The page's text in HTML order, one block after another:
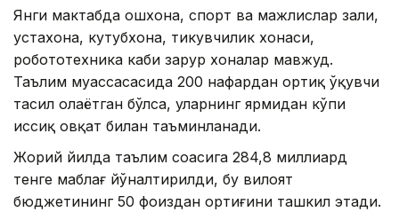
Янги мактабда ошхона, спорт ва мажлислар зали,
устахона, кутубхона, тикувчилик хонаси,
робототехника каби зарур хоналар мавжуд.
Таълим муассасасида 200 нафардан ортиқ ўқувчи
таҳсил олаётган бўлса, уларнинг ярмидан кўпи
иссиқ овқат билан таъминланади.
Жорий йилда таълим соҳасига 284,8 миллиард
тенге маблағ йўналтирилди, бу вилоят
бюджетининг 50 фоиздан ортиғини ташкил этади.